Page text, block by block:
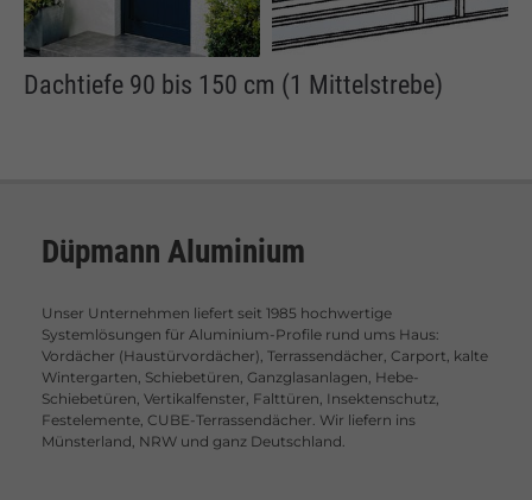
Dachtiefe 90 bis 150 cm (1 Mittelstrebe)
Düpmann Aluminium
Unser Unternehmen liefert seit 1985 hochwertige
Systemlösungen für Aluminium-Profile rund ums Haus:
Vordächer (Haustürvordächer), Terrassendächer, Carport, kalte
Wintergarten, Schiebetüren, Ganzglasanlagen, Hebe-
Schiebetüren, Vertikalfenster, Falttüren, Insektenschutz,
Festelemente, CUBE-Terrassendächer. Wir liefern ins
Münsterland, NRW und ganz Deutschland.